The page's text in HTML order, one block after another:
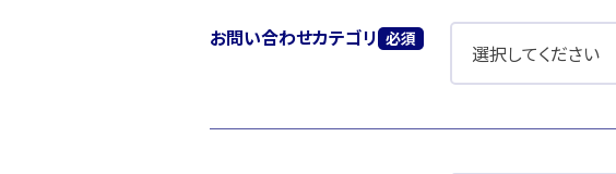
お問い合わせカテゴリ